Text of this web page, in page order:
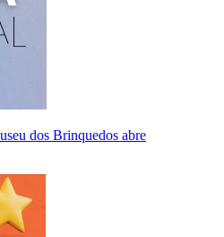
dos Brinquedos abre